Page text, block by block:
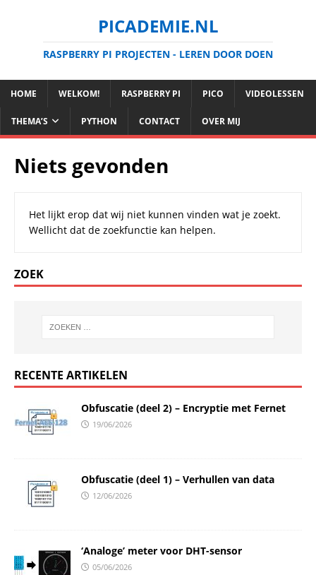
PICADEMIE.NL
RASPBERRY PI PROJECTEN - LEREN DOOR DOEN
HOME WELKOM! RASPBERRY PI PICO VIDEOLESSEN
THEMA’S PYTHON CONTACT OVER MIJ
Niets gevonden
Het lijkt erop dat wij niet kunnen vinden wat je zoekt.
Wellicht dat de zoekfunctie kan helpen.
ZOEK
RECENTE ARTIKELEN
Obfuscatie (deel 2) – Encryptie met Fernet
19/06/2026
Obfuscatie (deel 1) – Verhullen van data
12/06/2026
‘Analoge’ meter voor DHT-sensor
05/06/2026